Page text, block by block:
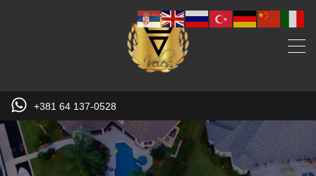
+381 64 137-0528